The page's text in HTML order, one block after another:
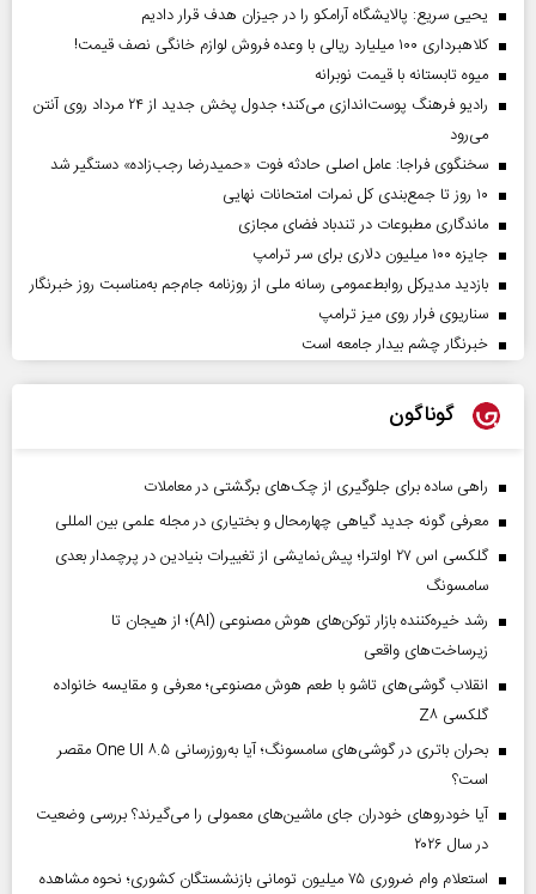
یحیی سریع: پالایشگاه آرامکو را در جیزان هدف قرار دادیم
کلاهبرداری ۱۰۰ میلیارد ریالی با وعده فروش لوازم خانگی نصف قیمت!
میوه تابستانه با قیمت نوبرانه
رادیو فرهنگ پوست‌اندازی می‌کند؛ جدول پخش جدید از ۲۴ مرداد روی آنتن
می‌رود
سخنگوی فراجا: عامل اصلی حادثه فوت «حمیدرضا رجب‌زاده» دستگیر شد
۱۰ روز تا جمع‌بندی کل نمرات امتحانات نهایی
ماندگاری مطبوعات در تندباد فضای مجازی
جایزه ۱۰۰ میلیون دلاری برای سر ترامپ
بازدید مدیرکل روابط‌عمومی رسانه ملی از روزنامه جام‌جم به‌مناسبت روز خبرنگار
سناریوی فرار روی میز ترامپ
خبرنگار چشم بیدار جامعه است
گوناگون
راهی ساده برای جلوگیری از چک‌های برگشتی در معاملات
معرفی گونه جدید گیاهی چهارمحال و بختیاری در مجله علمی بین المللی
گلکسی اس ۲۷ اولترا؛ پیش‌نمایشی از تغییرات بنیادین در پرچمدار بعدی
سامسونگ
رشد خیره‌کننده بازار توکن‌های هوش مصنوعی (AI)؛ از هیجان تا
زیرساخت‌های واقعی
انقلاب گوشی‌های تاشو‌ با طعم هوش مصنوعی؛ معرفی و مقایسه خانواده
گلکسی Z۸
بحران باتری در گوشی‌های سامسونگ؛ آیا به‌روزرسانی One UI ۸.۵ مقصر
است؟
آیا خودروهای خودران جای ماشین‌های معمولی را می‌گیرند؟ بررسی وضعیت
در سال ۲۰۲۶
استعلام وام ضروری ۷۵ میلیون تومانی بازنشستگان کشوری؛ نحوه مشاهده